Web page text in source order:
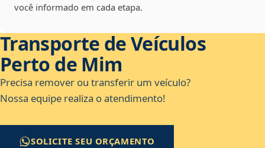
você informado em cada etapa.
Transporte de Veículos
Perto de Mim
Precisa remover ou transferir um veículo?
Nossa equipe realiza o atendimento!
SOLICITE SEU ORÇAMENTO